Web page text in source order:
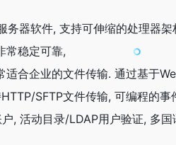
器软件, 支持可伸缩的处理器
常稳定可靠,
合企业的文件传输. 通过基于
SFTP文件传输, 可编程的
, 活动目录/LDAP用户验证, 多国